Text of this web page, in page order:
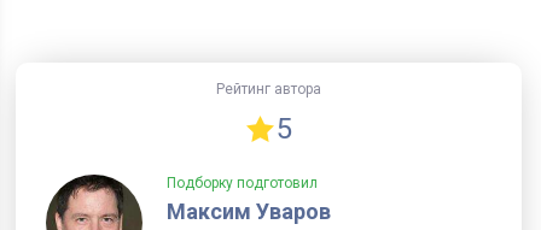
Рейтинг автора
5
Подборку подготовил
Максим Уваров